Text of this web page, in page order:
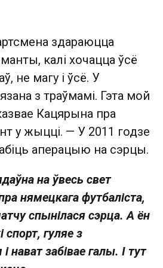
здараюцца
калі хочацца ўсё
не магу і ўсё. У
з траўмамі. Гэта мой
Кацярына пра
у жыцці. — У 2011 годзе
аперацыю на сэрцы.
на ўвесь свет
нямецкага футбаліста,
спынілася сэрца. А ён
спорт, гуляе з
нават забівае галы. І тут